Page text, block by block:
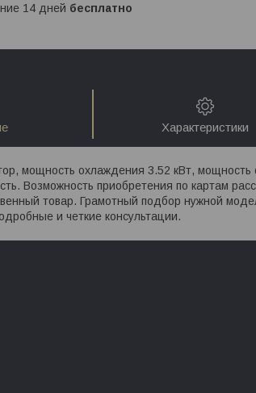
14 дней бесплатно
Характеристики
мощность охлаждения 3.52 кВт,
Возможность приобретения по картам
товар. Грамотный подбор нужной
и четкие консультации.